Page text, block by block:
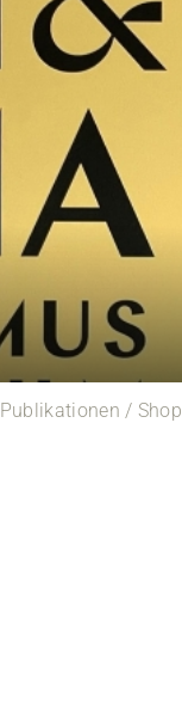
Publikationen / Shop